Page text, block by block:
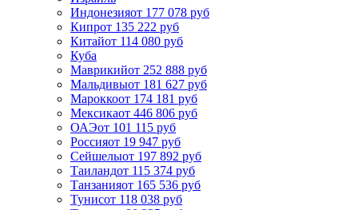
Индонезияот 177 078 руб
Кипрот 135 222 руб
Китайот 114 080 руб
Куба
Маврикийот 252 888 руб
Мальдивыот 181 627 руб
Мароккоот 174 181 руб
Мексикаот 446 806 руб
ОАЭот 101 115 руб
Россияот 19 947 руб
Сейшелыот 197 892 руб
Таиландот 115 374 руб
Танзанияот 165 536 руб
Тунисот 118 038 руб